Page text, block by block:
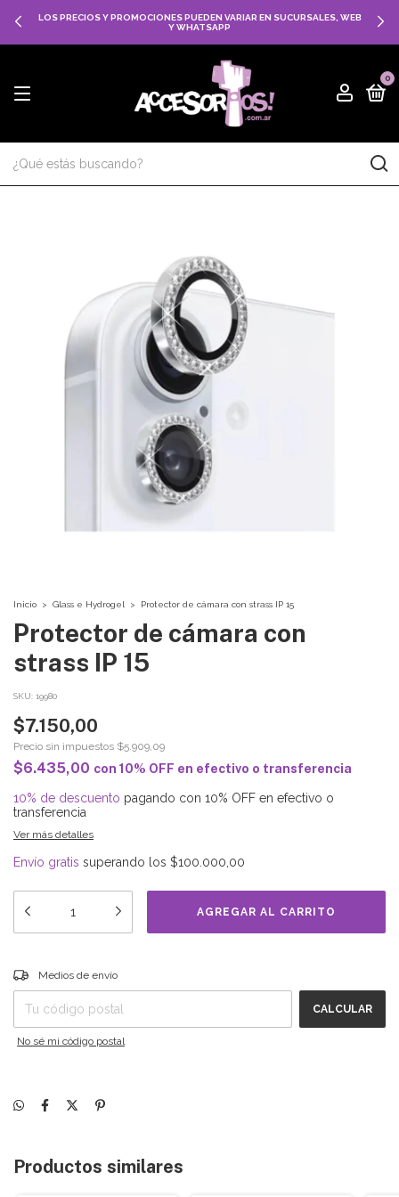
LOS PRECIOS Y PROMOCIONES PUEDEN VARIAR EN SUCURSALES, WEB
Y WHATSAPP
0
Inicio > Glass e Hydrogel > Protector de cámara con strass IP 15
Protector de cámara con
strass IP 15
SKU: 19980
$7.150,00
Precio sin impuestos $5.909,09
$6.435,00 con 10% OFF en efectivo o transferencia
10% de descuento pagando con 10% OFF en efectivo o
transferencia
Ver más detalles
Envío gratis superando los $100.000,00
Entregas para el CP:
Medios de envío
CALCULAR
No sé mi código postal
Productos similares